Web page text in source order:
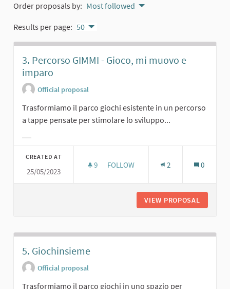
Order proposals by: Most followed
Results per page: 50
3. Percorso GIMMI - Gioco, mi muovo e
imparo
Official proposal
Trasformiamo il parco giochi esistente in un percorso
a tappe pensate per stimolare lo sviluppo...
CREATED AT
25/05/2023
9 9 FOLLOWERS
FOLLOW 2 0
VIEW PROPOSAL
5. Giochinsieme
Official proposal
Trasformiamo il parco giochi in uno spazio per